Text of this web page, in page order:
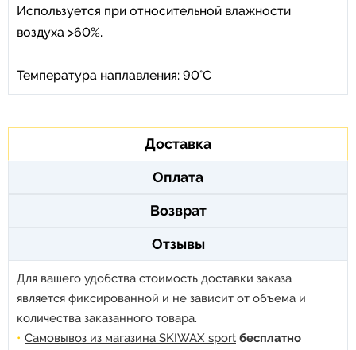
Используется при относительной влажности
воздуха >60%.
Температура наплавления: 90°C
Доставка
Оплата
Возврат
Отзывы
Для вашего удобства стоимость доставки заказа
является фиксированной и не зависит от объема и
количества заказанного товара.
Самовывоз из магазина SKIWAX sport бесплатно